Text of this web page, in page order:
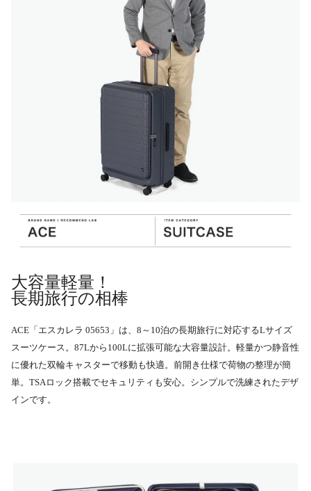
大容量軽量！
長期旅行の相棒
ACE「エスカレラ 05653」は、8～10泊の長期旅行に対応するLサイズ
スーツケース。87Lから100Lに拡張可能な大容量設計。軽量かつ静音性
に優れた双輪キャスターで移動も快適。前開き仕様で荷物の整理が簡
単。TSAロック搭載でセキュリティも安心。シンプルで洗練されたデザ
インです。